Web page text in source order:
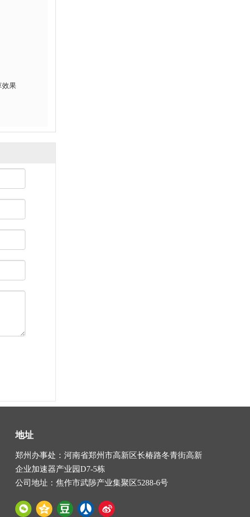
果
地址
郑州办事处：河南省郑州市高新区长椿路冬青街高新
企业加速器产业园D7-5栋
公司地址：焦作市武陟产业集聚区5288-6号